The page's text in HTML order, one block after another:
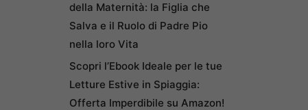
della Maternità: la Figlia che
Salva e il Ruolo di Padre Pio
nella loro Vita
Scopri l’Ebook Ideale per le tue
Letture Estive in Spiaggia:
Offerta Imperdibile su Amazon!